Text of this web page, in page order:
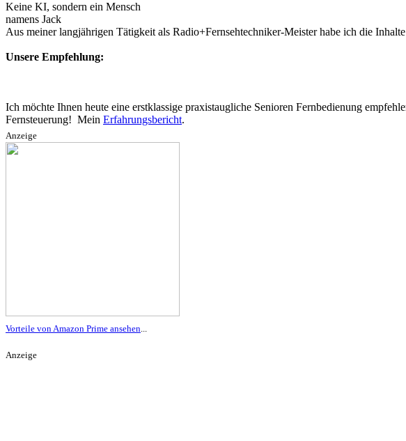
Keine KI, sondern ein Mensch
namens Jack
Aus meiner langjährigen Tätigkeit als Radio+Fernsehtechniker-Meister habe ich die
Unsere Empfehlung:
Ich möchte Ihnen heute eine erstklassige praxistaugliche Senioren Fernbedienung
Fernsteuerung! Mein Erfahrungsbericht.
Anzeige
Vorteile von Amazon Prime ansehen
Anzeige